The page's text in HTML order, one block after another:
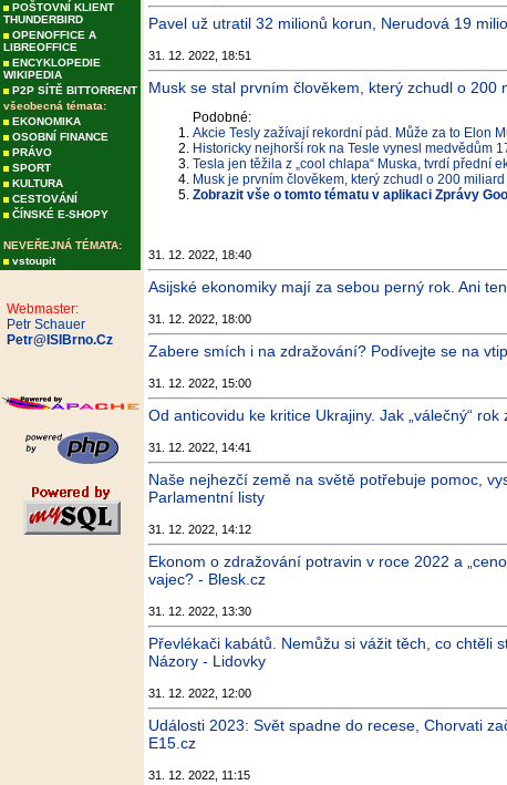
POŠTOVNÍ KLIENT
THUNDERBIRD
OPENOFFICE A
LIBREOFFICE
ENCYKLOPEDIE
WIKIPEDIA
P2P SÍTĚ BITTORRENT
všeobecná témata:
EKONOMIKA
OSOBNÍ FINANCE
PRÁVO
SPORT
KULTURA
CESTOVÁNÍ
ČÍNSKÉ E-SHOPY
NEVEŘEJNÁ TÉMATA:
vstoupit
Webmaster:
Petr Schauer
Petr@ISIBrno.Cz
Pavel už utratil 32 milionů korun, Nerudová 19
31. 12. 2022, 18:51
Musk se stal prvním člověkem, který zchudl o 200
Podobné:
Akcie Tesly zažívají rekordní pád. Může za to Elon
Historicky nejhorší rok na Tesle vynesl medvědům
Tesla jen těžila z „cool chlapa“ Muska, tvrdí přední
Musk je prvním člověkem, který zchudl o 200
Zobrazit vše o tomto tématu v aplikaci Zprávy
31. 12. 2022, 18:40
Asijské ekonomiky mají za sebou perný rok. Ani
31. 12. 2022, 18:00
Zabere smích i na zdražování? Podívejte se na
31. 12. 2022, 15:00
Od anticovidu ke kritice Ukrajiny. Jak „válečný“
31. 12. 2022, 14:41
Naše nejhezčí země na světě potřebuje pomoc,
Parlamentní listy
31. 12. 2022, 14:12
Ekonom o zdražování potravin v roce 2022 a
vajec? - Blesk.cz
31. 12. 2022, 13:30
Převlékači kabátů. Nemůžu si vážit těch, co chtěli
Názory - Lidovky
31. 12. 2022, 12:00
Události 2023: Svět spadne do recese, Chorvati
E15.cz
31. 12. 2022, 11:15